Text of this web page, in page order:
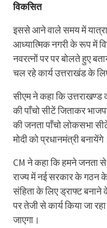
विकसित
इससे आने वाले समय में
आध्यात्मिक नगरी के रूप में
नवरत्नों पर पर बोलते हुए
चल रहे कार्य उत्तराखंड के
सीएम ने कहा कि
की पाँचो सीटें जिताकर
की जनता पाँचो लोकसभा
मोदी को प्रधानमंत्री बनायेंगे।
CM ने कहा कि हमने जनता से
राज्य में नई सरकार के गठन
संहिता के लिए ड्राफ्ट बनाने
पर तेजी से कार्य किया जा
जाएगा।